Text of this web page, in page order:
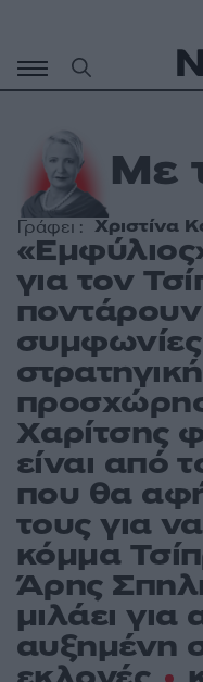
περιεχόμενο
Με
Γράφει : Χριστίνα
για τον
συμφωνίες
Χαρίτσης
είναι από
που θα
τους για
κόμμα
Άρης
μιλάει
αυξημένη